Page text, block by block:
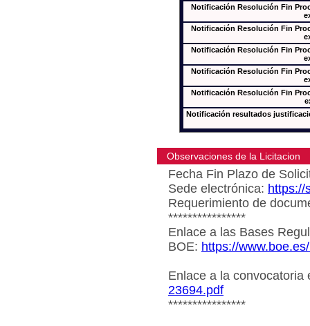
Notificación Resolución Fin
Notificación Resolución Fin
Notificación Resolución Fin
Notificación Resolución Fin
Notificación Resolución Fin
Notificación resultados
Observaciones de la Licitacion
Fecha Fin Plazo de
Sede electrónica: https://
Requerimiento de
****************
Enlace a las Bases
BOE: https://
Enlace a la
23694.pdf
****************